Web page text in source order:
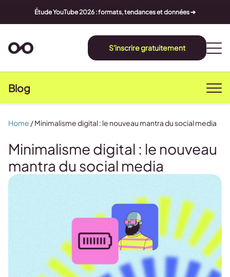
Étude YouTube 2026 : formats, tendances et données ➔
S'inscrire gratuitement
Blog
Minimalisme digital : le nouveau
mantra du social media
Home /Minimalisme digital : le nouveau mantra du social media